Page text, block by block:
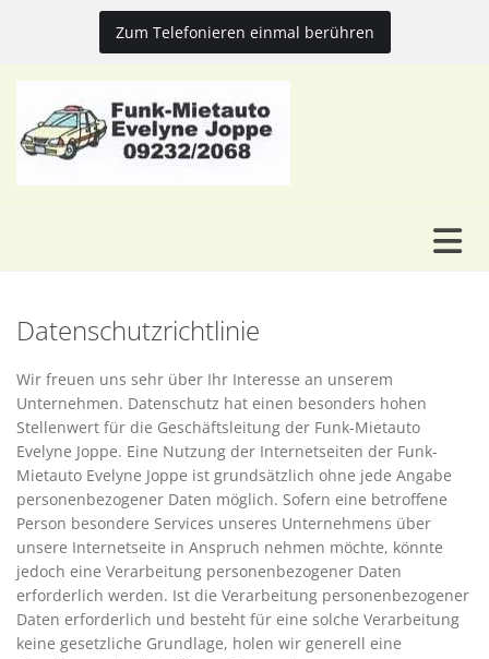
Zum Inhalt springen
Zum Telefonieren einmal berühren
Datenschutzrichtlinie
Wir freuen uns sehr über Ihr Interesse an unserem
Unternehmen. Datenschutz hat einen besonders hohen
Stellenwert für die Geschäftsleitung der Funk-Mietauto
Evelyne Joppe. Eine Nutzung der Internetseiten der Funk-
Mietauto Evelyne Joppe ist grundsätzlich ohne jede Angabe
personenbezogener Daten möglich. Sofern eine betroffene
Person besondere Services unseres Unternehmens über
unsere Internetseite in Anspruch nehmen möchte, könnte
jedoch eine Verarbeitung personenbezogener Daten
erforderlich werden. Ist die Verarbeitung personenbezogener
Daten erforderlich und besteht für eine solche Verarbeitung
keine gesetzliche Grundlage, holen wir generell eine